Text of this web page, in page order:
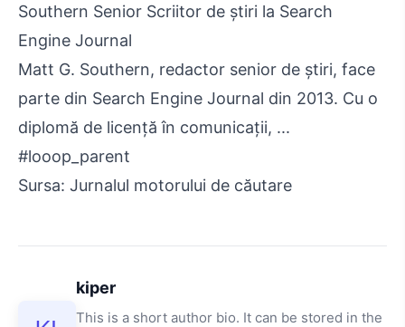
Southern Senior Scriitor de știri la Search
Engine Journal
Matt G. Southern, redactor senior de știri, face
parte din Search Engine Journal din 2013. Cu o
diplomă de licență în comunicații, ...
#looop_parent
Sursa: Jurnalul motorului de căutare
kiper
This is a short author bio. It can be stored in the